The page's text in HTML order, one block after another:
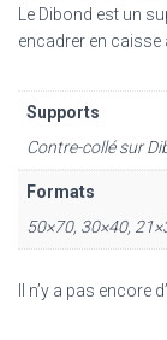
Le Dibond est un
encadrer en caisse
Supports
Contre-collé sur
Formats
50×70, 30×40,
Il n’y a pas encore